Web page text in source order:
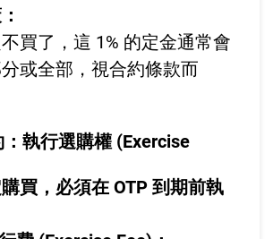
買了，這 1% 的定金通常會
或全部，視合約條款而
執行選購權 (Exercise
買，必須在 OTP 到期前執